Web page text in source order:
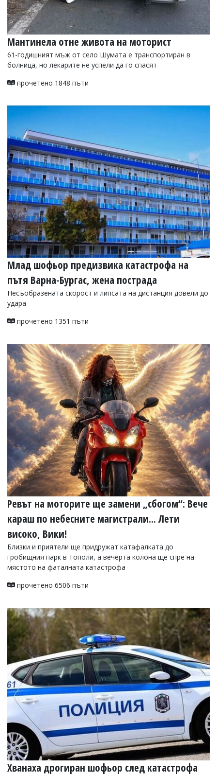
Мантинела отне живота на моторист
61-годишният мъж от село Шумата е транспортиран в
болница, но лекарите не успели да го спасят
прочетено 1848 пъти
Млад шофьор предизвика катастрофа на
пътя Варна-Бургас, жена пострада
Несъобразената скорост и липсата на дистанция довели до
удара
прочетено 1351 пъти
Ревът на моторите ще замени „сбогом“: Вече
караш по небесните магистрали... Лети
високо, Вики!
Близки и приятели ще придружат катафалката до
гробищния парк в Тополи, а вечерта колона ще спре на
мястото на фаталната катастрофа
прочетено 6506 пъти
Хванаха дрогиран шофьор след катастрофа